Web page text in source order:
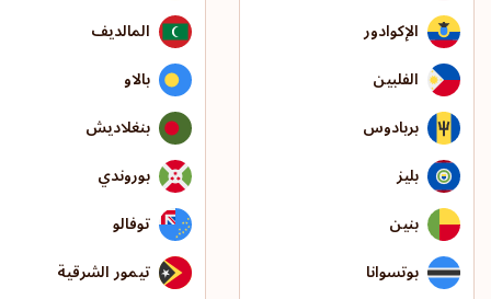
الإكوادور
الفلبين
بربادوس
بليز
بنين
بوتسوانا
المالديف
بالاو
بنغلاديش
بوروندي
توفالو
تيمور الشرقية